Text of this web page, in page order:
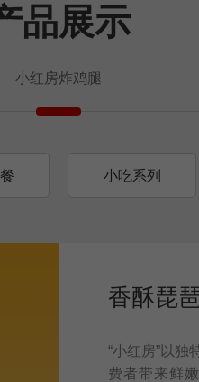
品展示
小红房炸鸡腿
小吃系列
香酥琵
“小红房”以
费者带来鲜